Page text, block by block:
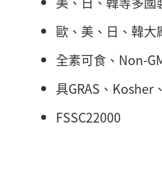
歐、美、日、韓
全素可食、Non-
具GRAS、Kosher
FSSC22000